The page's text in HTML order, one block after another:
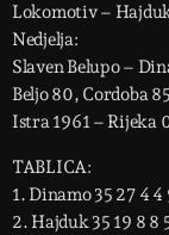
Lokomotiv –
Nedjelja:
Slaven Belupo –
Beljo 80, Cordoba
Istra 1961 – Rijeka
TABLICA:
1. Dinamo 35 27 4
2. Hajduk 35 19 8 8